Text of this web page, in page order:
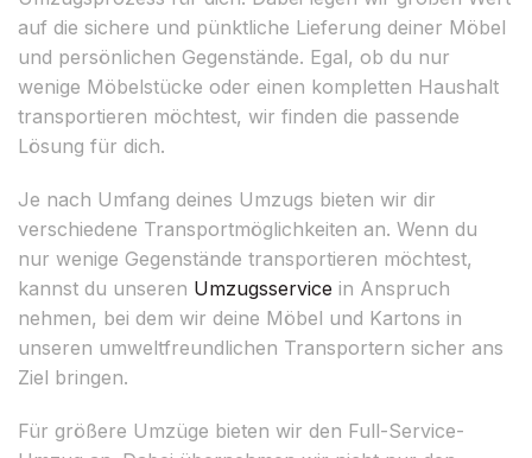
auf die sichere und pünktliche Lieferung deiner Möbel
und persönlichen Gegenstände. Egal, ob du nur
wenige Möbelstücke oder einen kompletten Haushalt
transportieren möchtest, wir finden die passende
Lösung für dich.
Je nach Umfang deines Umzugs bieten wir dir
verschiedene Transportmöglichkeiten an. Wenn du
nur wenige Gegenstände transportieren möchtest,
kannst du unseren Umzugsservice in Anspruch
nehmen, bei dem wir deine Möbel und Kartons in
unseren umweltfreundlichen Transportern sicher ans
Ziel bringen.
Für größere Umzüge bieten wir den Full-Service-